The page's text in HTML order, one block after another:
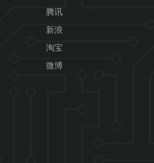
腾讯
新浪
淘宝
微博